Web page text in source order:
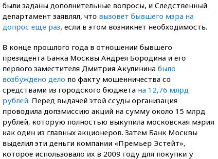
были заданы дополнительные вопросы, и Следственный
департамент заявлял, что вызовет бывшего мэра на
допрос еще раз, если в этом возникнет необходимость.
В конце прошлого года в отношении бывшего
президента Банка Москвы Андрея Бородина и его
первого заместителя Дмитрия Акулинина было
возбуждено дело по факту мошенничества со
средствами из городского бюджета на 12,76 млрд
рублей. Перед выдачей этой ссуды организация
проводила допэмиссию акций на сумму около 15 млрд
рублей, которую полностью выкупила московская мэрия
как один из главных акционеров. Затем Банк Москвы
выделил эти деньги компании «Премьер Эстейт»,
которое использовало их в 2009 году для покупки у